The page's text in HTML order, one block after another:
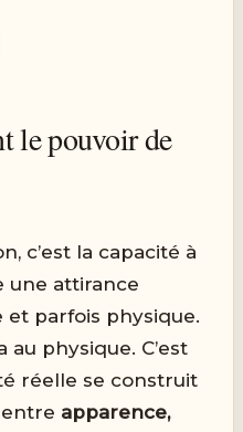
le pouvoir de
c’est la capacité à
une attirance
parfois physique.
physique. C’est
réelle se construit
apparence,